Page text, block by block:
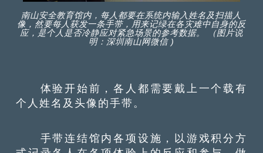
南山安全教育馆内，每人都要在系统内输入姓名及扫描人
像，然要每人获发一条手带，用来记绿在各灾难中自身的反
应，是个人是否冷静应对紧急场景的参考数据。 （图片说
明：深圳南山网微信 )
体验开始前，各人都需要戴上一个载有
个人姓名及头像的手带。
手带连结馆内各项设施，以游戏积分方